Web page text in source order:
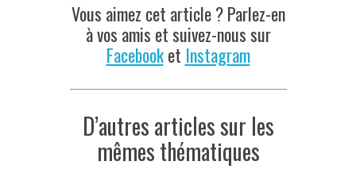
Vous aimez cet article ? Parlez-en
à vos amis et suivez-nous sur
Facebooket Instagram
D’autres articles sur les
mêmes thématiques